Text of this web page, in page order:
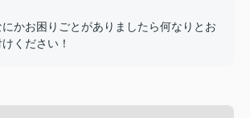
にかお困りごとがありましたら何なりとお
ください！